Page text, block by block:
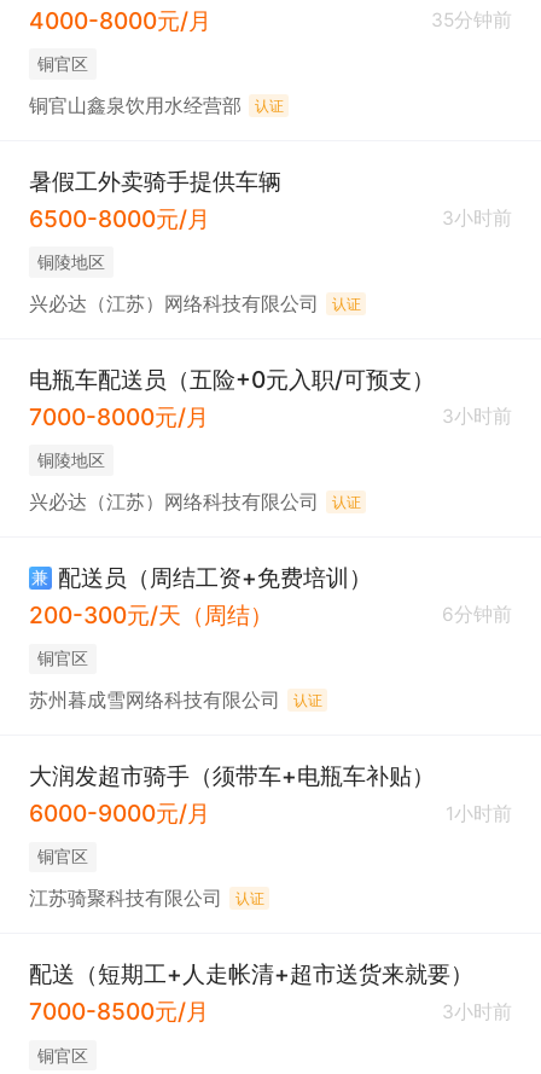
4000-8000元/月 35分钟前
铜官区
铜官山鑫泉饮用水经营部 认证
暑假工外卖骑手提供车辆
6500-8000元/月
3小时前
铜陵地区
兴必达（江苏）网络科技有限公司 认证
电瓶车配送员（五险+0元入职/可预支）
7000-8000元/月
3小时前
铜陵地区
兴必达（江苏）网络科技有限公司 认证
兼 配送员（周结工资+免费培训）
200-300元/天（周结）
6分钟前
铜官区
苏州暮成雪网络科技有限公司 认证
大润发超市骑手（须带车+电瓶车补贴）
6000-9000元/月
1小时前
铜官区
江苏骑聚科技有限公司 认证
配送（短期工+人走帐清+超市送货来就要）
7000-8500元/月
3小时前
铜官区